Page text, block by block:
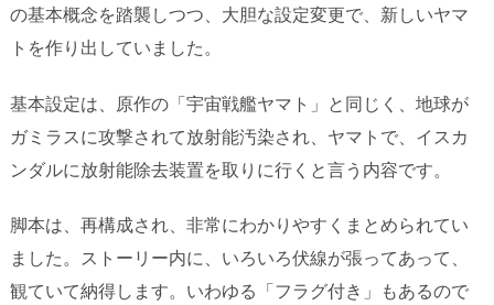
の基本概念を踏襲しつつ、大胆な設定変更で、新しいヤマ
トを作り出していました。
基本設定は、原作の「宇宙戦艦ヤマト」と同じく、地球が
ガミラスに攻撃されて放射能汚染され、ヤマトで、イスカ
ンダルに放射能除去装置を取りに行くと言う内容です。
脚本は、再構成され、非常にわかりやすくまとめられてい
ました。ストーリー内に、いろいろ伏線が張ってあって、
観ていて納得します。いわゆる「フラグ付き」もあるので